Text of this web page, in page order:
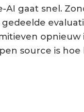
AI gaat snel.
source is hoe